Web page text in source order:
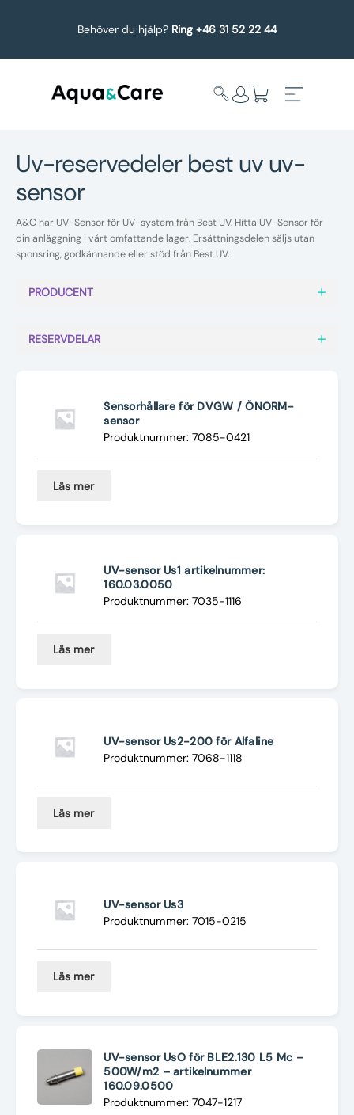
Behöver du hjälp? Ring +46 31 52 22 44
Köp reservdelar
Underhållstips
Kontakt
uv-reservedeler best uv uv-
sensor
A&C har UV-Sensor för UV-system från Best UV. Hitta UV-Sensor för
din anläggning i vårt omfattande lager. Ersättningsdelen säljs utan
sponsring, godkännande eller stöd från Best UV.
PRODUCENT
RESERVDELAR
Sensorhållare för DVGW / ÖNORM-
sensor
Produktnummer: 7085-0421
Läs mer
UV-sensor Us1 artikelnummer:
160.03.0050
Produktnummer: 7035-1116
Läs mer
UV-sensor Us2-200 för Alfaline
Produktnummer: 7068-1118
Läs mer
UV-sensor Us3
Produktnummer: 7015-0215
Läs mer
UV-sensor UsO för BLE2.130 L5 Mc –
500W/m2 – artikelnummer
160.09.0500
Produktnummer: 7047-1217